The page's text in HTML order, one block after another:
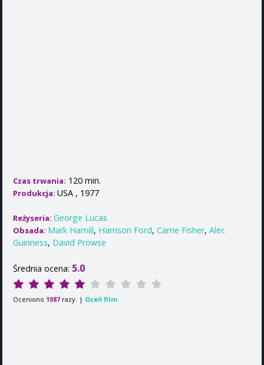
Czas trwania: 120 min.
Produkcja: USA , 1977
Reżyseria: George Lucas
Obsada: Mark Hamill, Harrison Ford, Carrie Fisher, Alec
Guinness, David Prowse
Średnia ocena: 5.0
Oceniono 1087 razy. | Oceń film